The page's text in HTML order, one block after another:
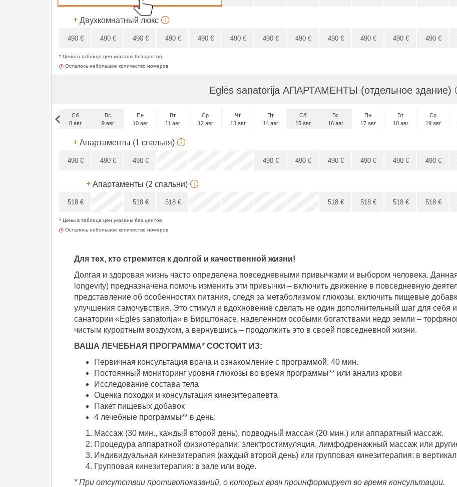
€
+ Двухкомнатный люкс
490€ 490€ 490€ 490€ 490€ 490€ 490€ 490€ 490€ 490€ 490€ 490€
420€
* Цены в таблице цен указаны без центов
Осталось небольшое количество номеров
Eglės sanatorija АПАРТАМЕНТЫ (отдельное здание)
Сб
8 авг
Вс
9 авг
Пн
10 авг
Вт
11 авг
Ср
12 авг
Чт
13 авг
Пт
14 авг
Сб
15 авг
Вс
16 авг
Пн
17 авг
Вт
18 авг
Ср
19 авг
5 сен+ Апартаменты (1 спальня)
490€ 490€ 490€ 490€ 490€ 490€ 490€ 490€ 490€
x
+ Апартаменты (2 спальни)
518€ 518€ 518€ 518€ 518€ 518€ 518€
x
* Цены в таблице цен указаны без центов
Осталось небольшое количество номеров
Для тех, кто стремится к долгой и качественной жизни!
Долгая и здоровая жизнь часто определена повседневными привычками и выбором человека.
longevity) предназначена помочь изменить эти привычки – включить движение в повседневную
представление об особенностях питания, следя за метаболизмом глюкозы, включить пищевые
улучшения самочувствия. Это стимул и вдохновение сделать не один дополнительный шаг для
санатории «Eglės sanatorijа» в Бирштонасе, наделенном особыми богатствами недр земли –
чистым курортным воздухом, а вернувшись – продолжить это в своей повседневной жизни.
ВАША ЛЕЧЕБНАЯ ПРОГРАММА* СОСТОИТ ИЗ:
Первичная консультация врача и ознакомление с программой, 40 мин.
Постоянный мониторинг уровня глюкозы во время программы** или анализ крови
Исследование состава тела
Оценка походки и консультация кинезитерапевта
Пакет пищевых добавок
4 лечебные программы** в день:
Массаж (30 мин., каждый второй день), подводный массаж (20 мин.) или аппаратный массаж.
Процедура аппаратной физиотерапии: электростимуляция, лимфодренажный массаж или
Индивидуальная кинезитерапия (каждый второй день) или групповая кинезитерапия: в
Групповая кинезитерапия: в зале или воде.
* При отсутствии противопоказаний, о которых врач проинформирует во время консультации.